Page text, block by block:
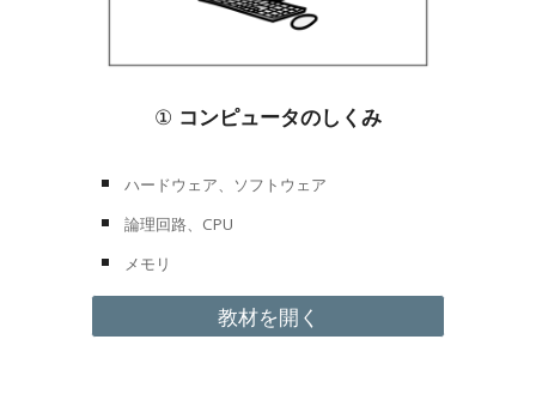
① コンピュータのしくみ
ハードウェア、ソフトウェア
論理回路、CPU
メモリ
教材を開く